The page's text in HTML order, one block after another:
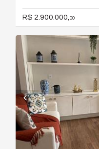
R$ 2.900.000,00